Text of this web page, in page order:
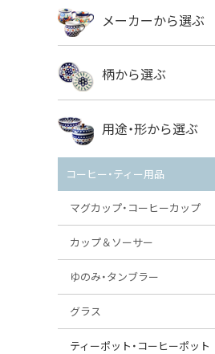
メーカーから選ぶ
ボレス
VENA
ミレナ
柄から選ぶ
ボレス
用途・形から選ぶ
コーヒー・ティー用品
マグカップ・コーヒーカップ
カップ＆ソーサー
ゆのみ・タンブラー
グラス
ティーポット・コーヒーポット